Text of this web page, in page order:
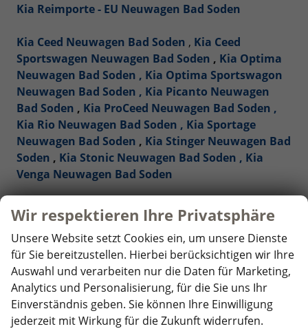
Kia Reimporte - EU Neuwagen Bad Soden
Kia Ceed Neuwagen Bad Soden , Kia Ceed
Sportswagen Neuwagen Bad Soden , Kia Optima
Neuwagen Bad Soden , Kia Optima Sportswagon
Neuwagen Bad Soden , Kia Picanto Neuwagen
Bad Soden , Kia ProCeed Neuwagen Bad Soden ,
Kia Rio Neuwagen Bad Soden , Kia Sportage
Neuwagen Bad Soden , Kia Stinger Neuwagen Bad
Soden , Kia Stonic Neuwagen Bad Soden , Kia
Venga Neuwagen Bad Soden
Mercedes-Benz Reimporte - EU-Neuwagen Bad
Soden
Nissan Reimporte - EU Neuwagen Bad Soden
Opel Reimporte - EU Neuwagen Bad Soden
Peugeot Reimporte - EU Neuwagen Bad Soden
Wir respektieren Ihre Privatsphäre
Unsere Website setzt Cookies ein, um unsere Dienste
für Sie bereitzustellen. Hierbei berücksichtigen wir Ihre
Auswahl und verarbeiten nur die Daten für Marketing,
Analytics und Personalisierung, für die Sie uns Ihr
Einverständnis geben. Sie können Ihre Einwilligung
jederzeit mit Wirkung für die Zukunft widerrufen.